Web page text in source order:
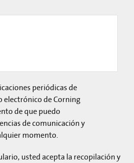
periódicas de
electrónico de Corning
de que puedo
de comunicación y
momento.
usted acepta la recopilación y